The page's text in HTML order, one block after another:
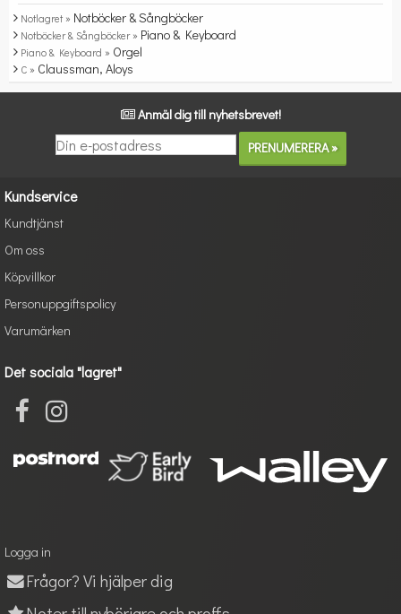
Notlagret » Notböcker & Sångböcker
Notböcker & Sångböcker » Piano & Keyboard
Piano & Keyboard » Orgel
C » Claussman, Aloys
Anmäl dig till nyhetsbrevet!
Kundservice
Kundtjänst
Om oss
Köpvillkor
Personuppgiftspolicy
Varumärken
Det sociala "lagret"
Logga in
Frågor? Vi hjälper dig